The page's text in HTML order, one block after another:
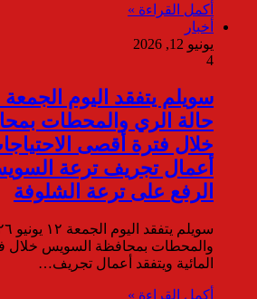
أكمل القراءة »
أخبار
يونيو 12, 2026
4
حالة الري والمحطات
خلال فترة أقصى
أعمال تجريف ترعة
الرفع على ترعة الشلوفة
والمحطات بمحافظة السويس خلال
المائية ويتفقد أعمال تجريف…
أكمل القراءة »